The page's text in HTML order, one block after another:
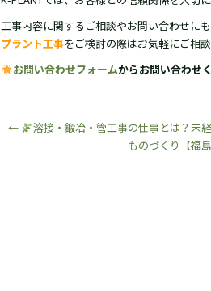
工事内容に関するご相談やお問い合わせに
プラント工事をご検討の際はお気軽にご相談
お問い合わせフォームからお問い合わせく
←
溶接・鍛冶・管工事の仕事とは？未
ものづくり【福